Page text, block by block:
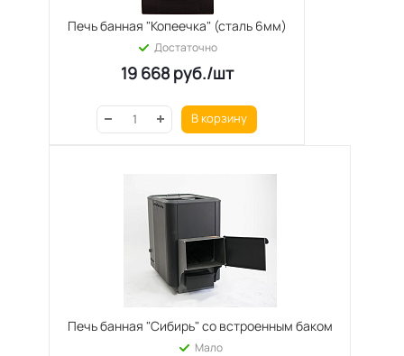
Печь банная "Копеечка" (сталь 6мм)
Достаточно
19 668руб./шт
В корзину
Печь банная "Сибирь" со встроенным баком
Мало